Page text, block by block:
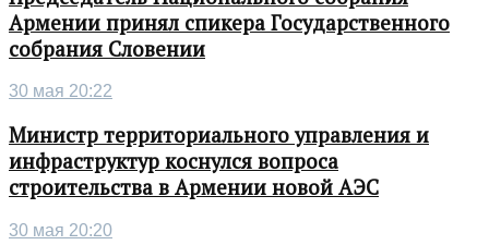
Армении принял спикера Государственного
собрания Словении
30 мая 20:22
Министр территориального управления и
инфраструктур коснулся вопроса
строительства в Армении новой АЭС
30 мая 20:20